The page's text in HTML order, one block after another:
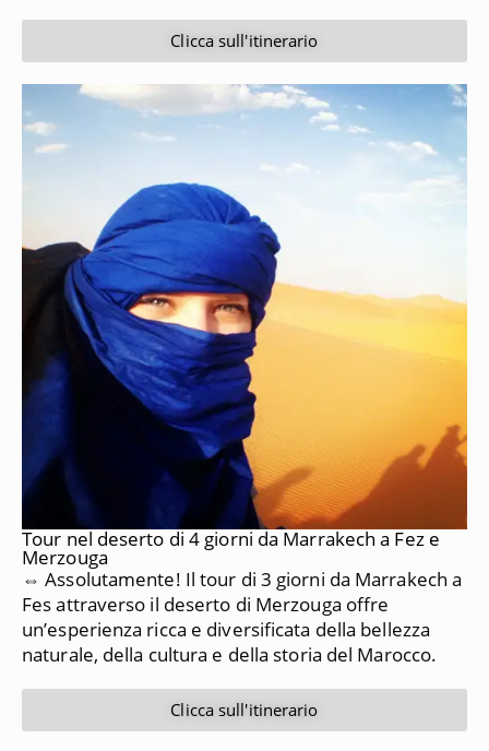
Clicca sull'itinerario
Tour nel deserto di 4 giorni da Marrakech a Fez e
Merzouga
⇔ Assolutamente! Il tour di 3 giorni da Marrakech a
Fes attraverso il deserto di Merzouga offre
un’esperienza ricca e diversificata della bellezza
naturale, della cultura e della storia del Marocco.
Clicca sull'itinerario